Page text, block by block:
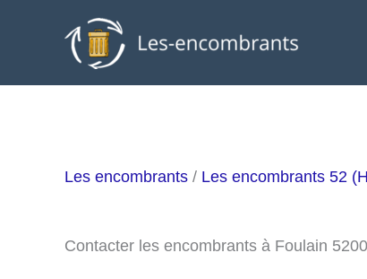
Les encombrants / Les encombrants 52
Contacter les encombrants à Foulain